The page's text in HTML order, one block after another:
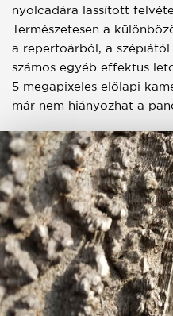
nyolcadára lassított
Természetesen a
a repertoárból, a
számos egyéb effektus
5 megapixeles előlapi
már nem hiányozhat a